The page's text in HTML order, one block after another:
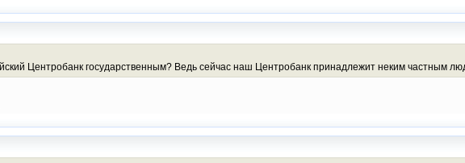
Центробанк государственным? Ведь сейчас наш Центробанк принадлежит неким частным